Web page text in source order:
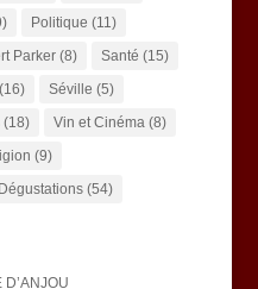
Politique (11)
Parker(8) Santé (15)
Séville (5)
(18) Vin et Cinéma(8)
(9)
(54)
D’ANJOU